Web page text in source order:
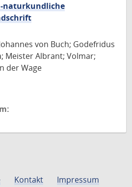
naturkundliche
von Buch; Godefridus
Meister Albrant; Volmar;
der Wage
Kontakt
Impressum